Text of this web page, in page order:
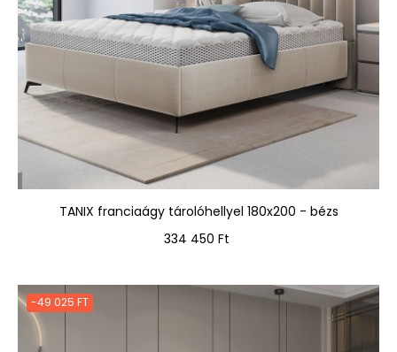
TANIX franciaágy tárolóhellyel 180x200 - bézs
Ár
334 450 Ft
-49 025 FT